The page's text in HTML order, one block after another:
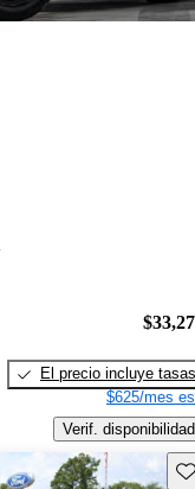
El precio incluye tasas
$625/mes
Verif. disponibilidad